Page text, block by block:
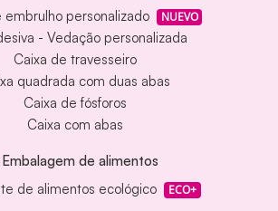
embrulho personalizado
NUEVO
- Vedação personalizada
Caixa de travesseiro
quadrada com duas abas
Caixa de fósforos
Caixa com abas
Embalagem de alimentos
de alimentos ecológico
ECO+